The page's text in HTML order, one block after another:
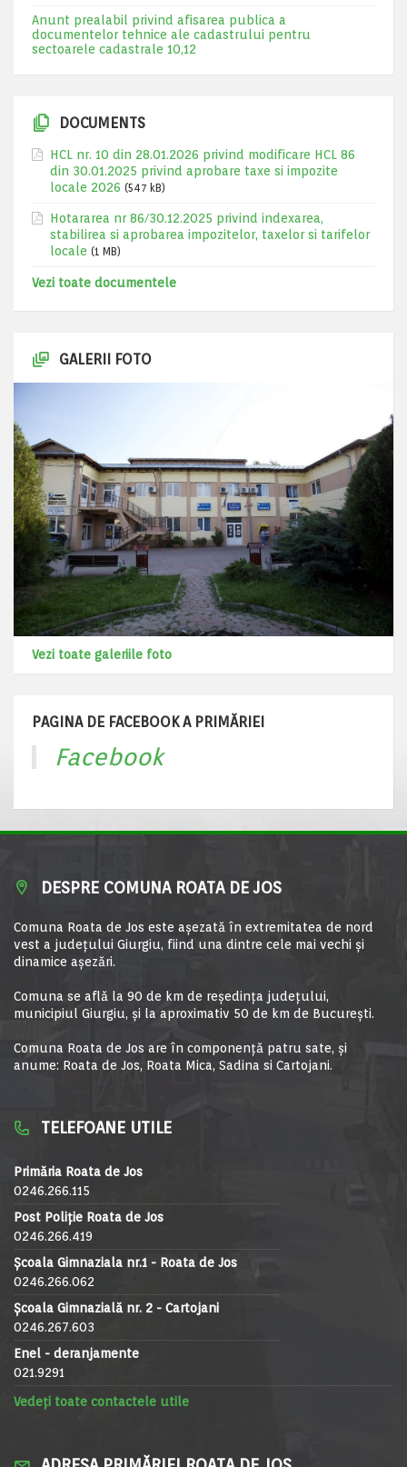
Anunt prealabil privind afisarea publica a
documentelor tehnice ale cadastrului pentru
sectoarele cadastrale 10,12
DOCUMENTS
HCL nr. 10 din 28.01.2026 privind modificare HCL 86
din 30.01.2025 privind aprobare taxe si impozite
locale 2026 (547 kB)
Hotararea nr 86/30.12.2025 privind indexarea,
stabilirea si aprobarea impozitelor, taxelor si tarifelor
locale (1 MB)
Vezi toate documentele
GALERII FOTO
Vezi toate galeriile foto
PAGINA DE FACEBOOK A PRIMĂRIEI
Facebook
DESPRE COMUNA ROATA DE JOS
Comuna Roata de Jos este aşezată în extremitatea de nord
vest a judeţului Giurgiu, fiind una dintre cele mai vechi şi
dinamice aşezări.
Comuna se află la 90 de km de reşedinţa judeţului,
municipiul Giurgiu, şi la aproximativ 50 de km de Bucureşti.
Comuna Roata de Jos are în componență patru sate, și
anume: Roata de Jos, Roata Mica, Sadina si Cartojani.
TELEFOANE UTILE
Primăria Roata de Jos
0246.266.115
Post Poliție Roata de Jos
0246.266.419
Școala Gimnaziala nr.1 - Roata de Jos
0246.266.062
Școala Gimnazială nr. 2 - Cartojani
0246.267.603
Enel - deranjamente
021.9291
Vedeți toate contactele utile